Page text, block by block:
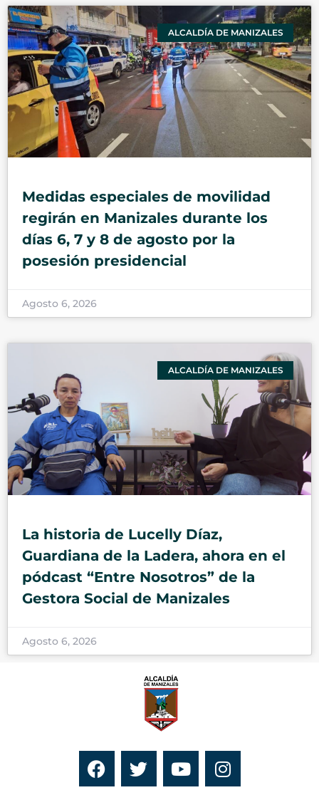
ALCALDÍA DE MANIZALES
Medidas especiales de movilidad
regirán en Manizales durante los
días 6, 7 y 8 de agosto por la
posesión presidencial
Agosto 6, 2026
ALCALDÍA DE MANIZALES
La historia de Lucelly Díaz,
Guardiana de la Ladera, ahora en el
pódcast “Entre Nosotros” de la
Gestora Social de Manizales
Agosto 6, 2026